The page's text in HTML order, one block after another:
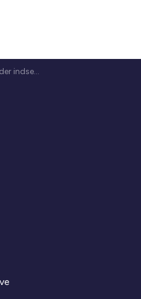
Nu kan der indsendes oplysninger til Energistyrelsen, til brug for beboernes ansøgning om varmecheck